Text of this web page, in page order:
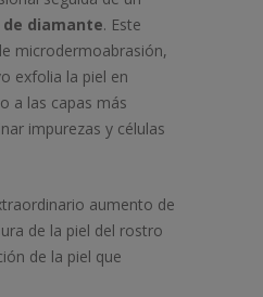
diamante. Este
microdermoabrasión,
exfolia la piel en
a las capas más
impurezas y células
aumento de
de la piel del rostro
de la piel que